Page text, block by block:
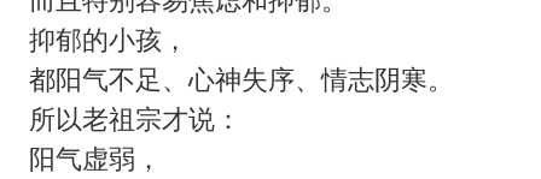
抑郁的小孩，
都阳气不足、心神失序、情志阴寒。
所以老祖宗才说：
阳气虚弱，